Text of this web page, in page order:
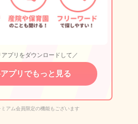
アプリをダウンロードして／
プリでもっと見る
アム会員限定の機能もございます